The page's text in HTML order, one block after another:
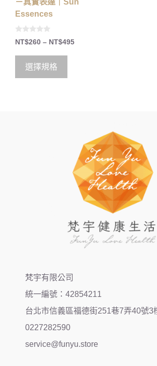
Essences
0
o
5
NT$260 – NT$495
選擇規格
梵宇有限公司
統一編號：42854211
台北市信義區福德街251巷7弄40號3
0227282590
service@funyu.store